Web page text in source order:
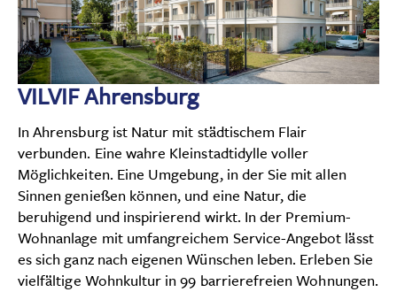
VILVIF Ahrensburg
In Ahrensburg ist Natur mit städtischem Flair
verbunden. Eine wahre Kleinstadtidylle voller
Möglichkeiten. Eine Umgebung, in der Sie mit allen
Sinnen genießen können, und eine Natur, die
beruhigend und inspirierend wirkt. In der Premium-
Wohnanlage mit umfangreichem Service-Angebot lässt
es sich ganz nach eigenen Wünschen leben. Erleben Sie
vielfältige Wohnkultur in 99 barrierefreien Wohnungen.